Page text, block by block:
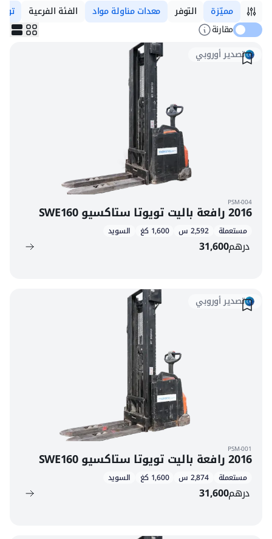
مميّزة التوفر معدات مناولة مواد الفئة الفرعية
مقارنة
تصدير أوروبي
PSM-004
2016 رافعة باليت تويوتا ستاكسيو SWE160
مستعملة 2,592 س 1,600 كغ السويد
درهم31,600
تصدير أوروبي
PSM-001
2016 رافعة باليت تويوتا ستاكسيو SWE160
مستعملة 2,874 س 1,600 كغ السويد
درهم31,600